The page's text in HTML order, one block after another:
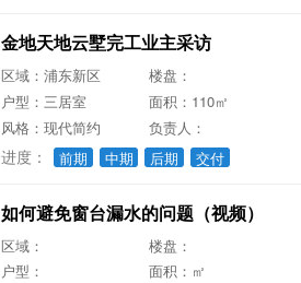
金地天地云墅完工业主采访
区域：浦东新区
楼盘：
户型：三居室
面积：110㎡
风格：现代简约
负责人：
进度： 前期 中期 后期 交付
如何避免窗台漏水的问题（视频）
区域：
楼盘：
户型：
面积：㎡